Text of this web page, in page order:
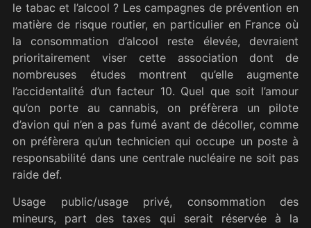
le tabac et l’alcool ? Les campagnes de prévention en
matière de risque routier, en particulier en France où
la consommation d’alcool reste élevée, devraient
prioritairement viser cette association dont de
nombreuses études montrent qu’elle augmente
l’accidentalité d’un facteur 10. Quel que soit l’amour
qu’on porte au cannabis, on préfèrera un pilote
d’avion qui n’en a pas fumé avant de décoller, comme
on préfèrera qu’un technicien qui occupe un poste à
responsabilité dans une centrale nucléaire ne soit pas
raide def.
Usage public/usage privé, consommation des
mineurs, part des taxes qui serait réservée à la